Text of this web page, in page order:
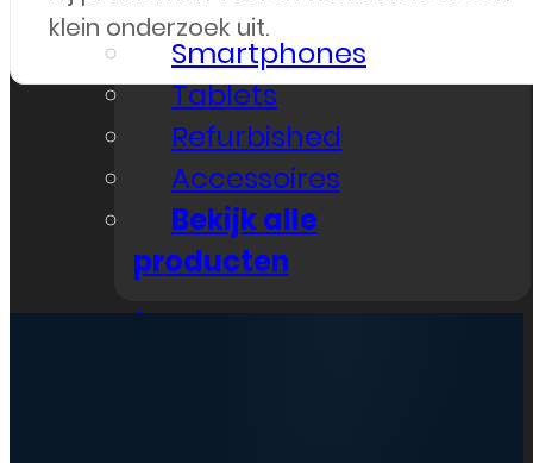
Smartphones
Tablets
Refurbished
Accessoires
Bekijk alle
producten
Nieuws
klein onderzoek uit.